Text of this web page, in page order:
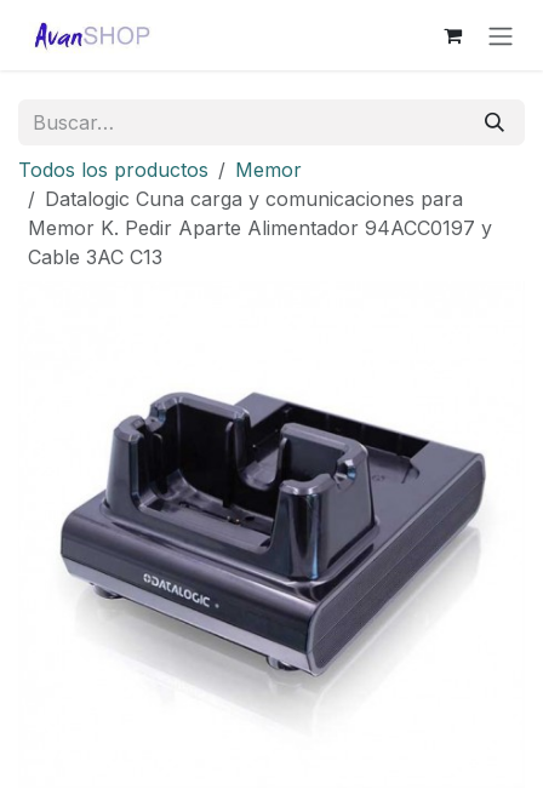
Todos los productos
Memor
Datalogic Cuna carga y comunicaciones para
Memor K. Pedir Aparte Alimentador 94ACC0197 y
Cable 3AC C13